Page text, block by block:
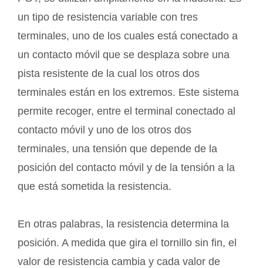
un tipo de resistencia variable con tres
terminales, uno de los cuales está conectado a
un contacto móvil que se desplaza sobre una
pista resistente de la cual los otros dos
terminales están en los extremos. Este sistema
permite recoger, entre el terminal conectado al
contacto móvil y uno de los otros dos
terminales, una tensión que depende de la
posición del contacto móvil y de la tensión a la
que está sometida la resistencia.
En otras palabras, la resistencia determina la
posición. A medida que gira el tornillo sin fin, el
valor de resistencia cambia y cada valor de